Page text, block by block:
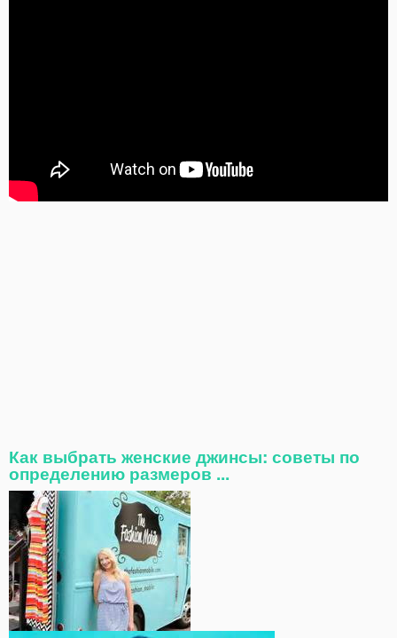
Как выбрать женские джинсы: советы по
определению размеров ...